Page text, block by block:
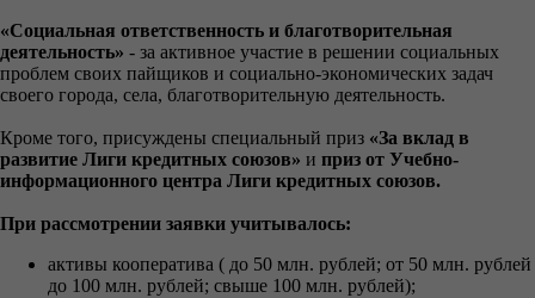
«Социальная ответственность и благотворительная
деятельность» - за активное участие в решении социальных
проблем своих пайщиков и социально-экономических задач
своего города, села, благотворительную деятельность.
Кроме того, присуждены специальный приз «За вклад в
развитие Лиги кредитных союзов» и приз от Учебно-
информационного центра Лиги кредитных союзов.
При рассмотрении заявки учитывалось:
активы кооператива ( до 50 млн. рублей; от 50 млн. рублей
до 100 млн. рублей; свыше 100 млн. рублей);